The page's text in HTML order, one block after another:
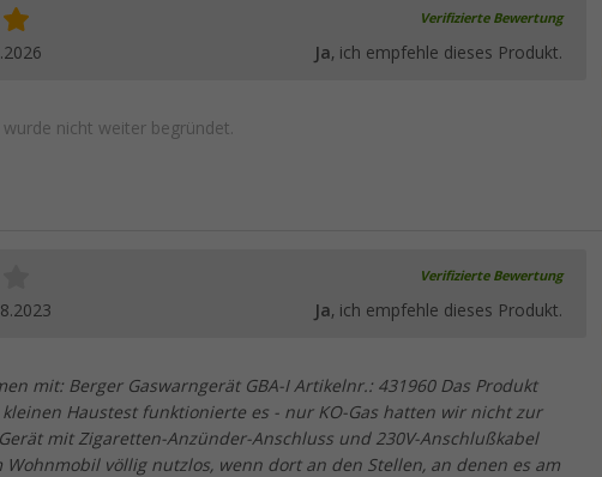
Verifizierte Bewertung
Ja, ich empfehle dieses Produkt.
nicht weiter begründet.
Verifizierte Bewertung
Ja, ich empfehle dieses Produkt.
mit: Berger Gaswarngerät GBA-I Artikelnr.: 431960 Das Produkt
Haustest funktionierte es - nur KO-Gas hatten wir nicht zur
mit Zigaretten-Anzünder-Anschluss und 230V-Anschlußkabel
Wohnmobil völlig nutzlos, wenn dort an den Stellen, an denen es am